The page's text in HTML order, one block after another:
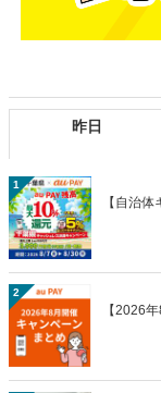
昨日
1
【自治
2
【2026